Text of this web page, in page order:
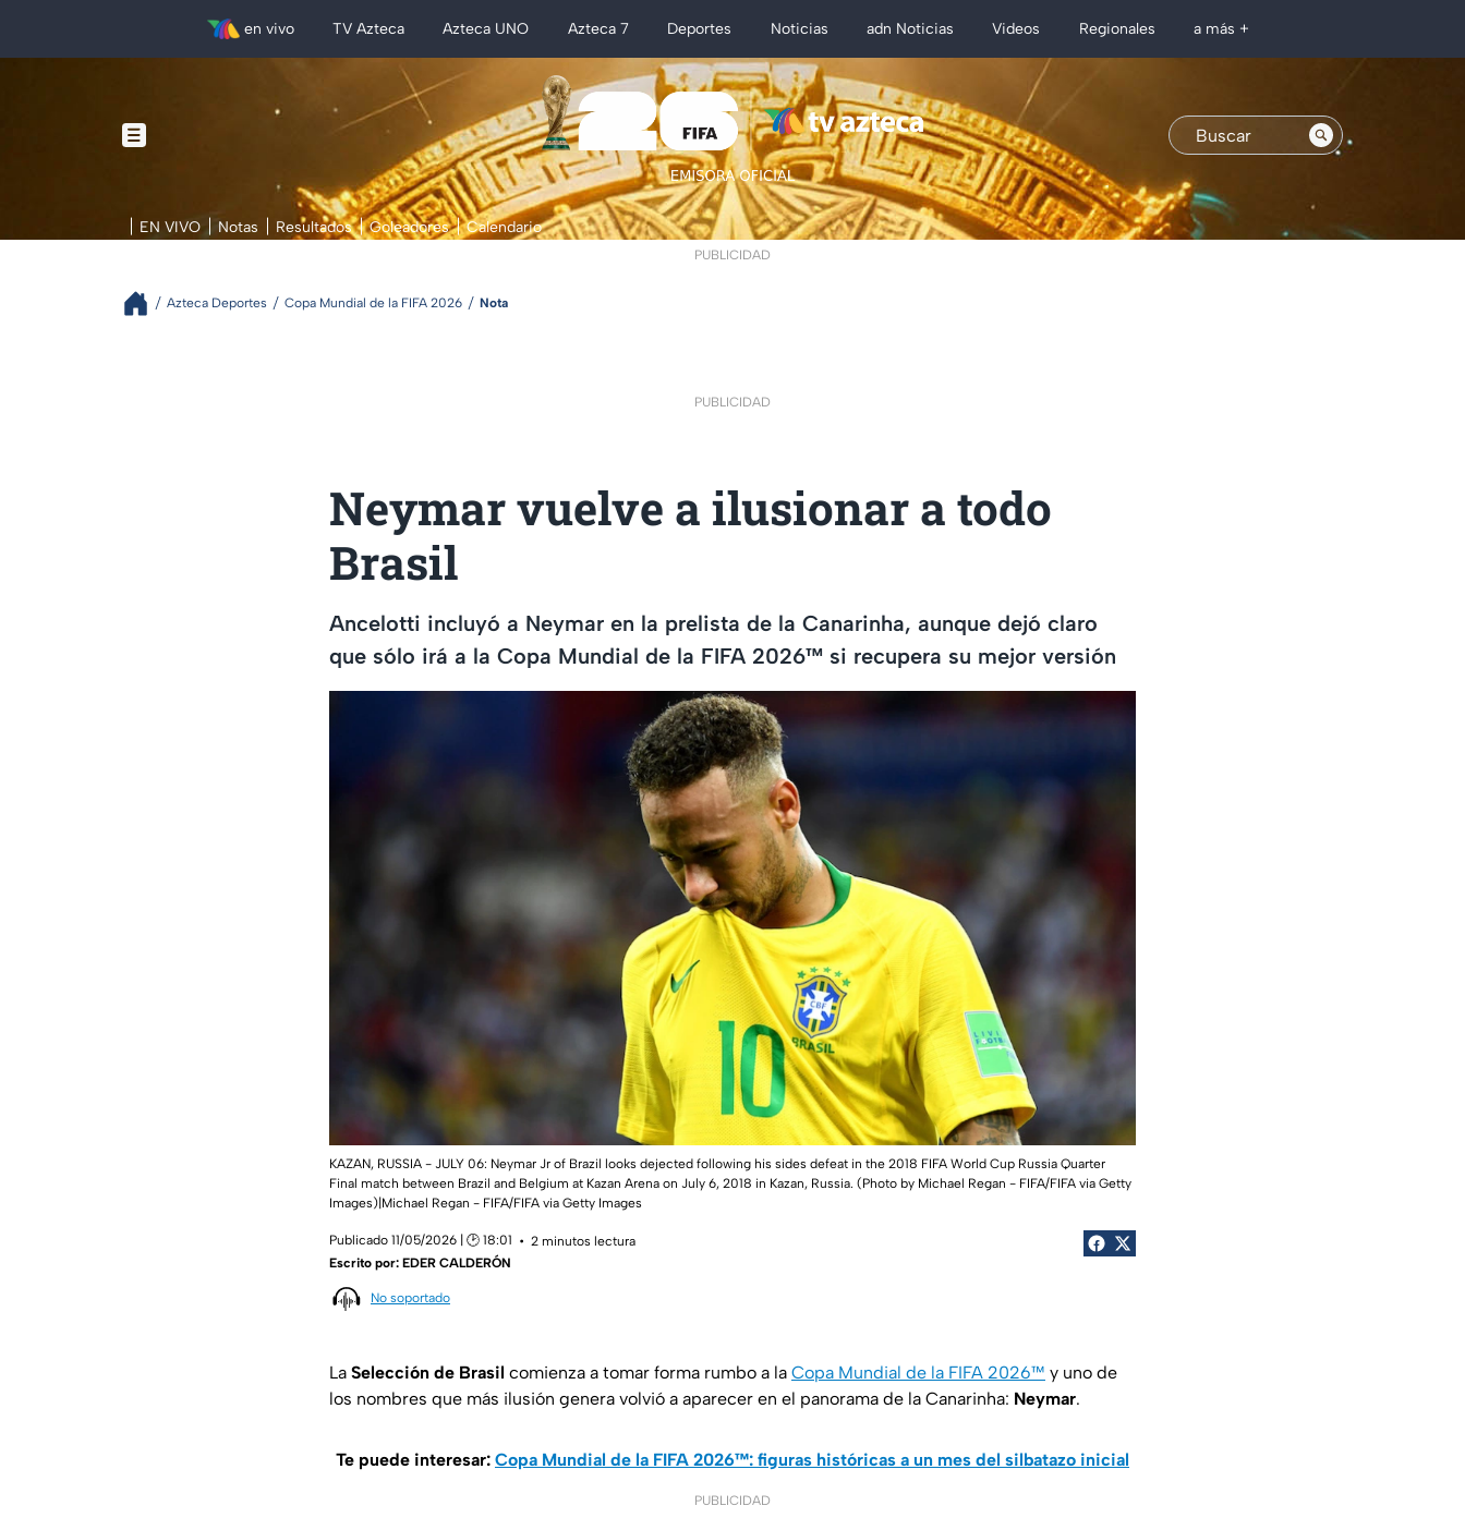
en vivo TV Azteca Azteca UNO Azteca 7 Deportes Noticias adn Noticias Videos Regionales a más +
EN VIVO Notas Resultados Goleadores Calendario
PUBLICIDAD
Azteca Deportes Copa Mundial de la FIFA 2026 Nota
PUBLICIDAD
Neymar vuelve a ilusionar a todo
Brasil
Ancelotti incluyó a Neymar en la prelista de la Canarinha, aunque dejó claro
que sólo irá a la Copa Mundial de la FIFA 2026™ si recupera su mejor versión
KAZAN, RUSSIA - JULY 06: Neymar Jr of Brazil looks dejected following his sides defeat in the 2018 FIFA World Cup Russia Quarter
Final match between Brazil and Belgium at Kazan Arena on July 6, 2018 in Kazan, Russia. (Photo by Michael Regan - FIFA/FIFA via Getty
Images)|Michael Regan - FIFA/FIFA via Getty Images
Publicado 11/05/2026 | 🕑 18:01
2 minutos lectura
Escrito por: EDER CALDERÓN
No soportado
La Selección de Brasil comienza a tomar forma rumbo a la Copa Mundial de la FIFA 2026™ y uno de
los nombres que más ilusión genera volvió a aparecer en el panorama de la Canarinha: Neymar.
Te puede interesar: Copa Mundial de la FIFA 2026™: figuras históricas a un mes del silbatazo inicial
PUBLICIDAD